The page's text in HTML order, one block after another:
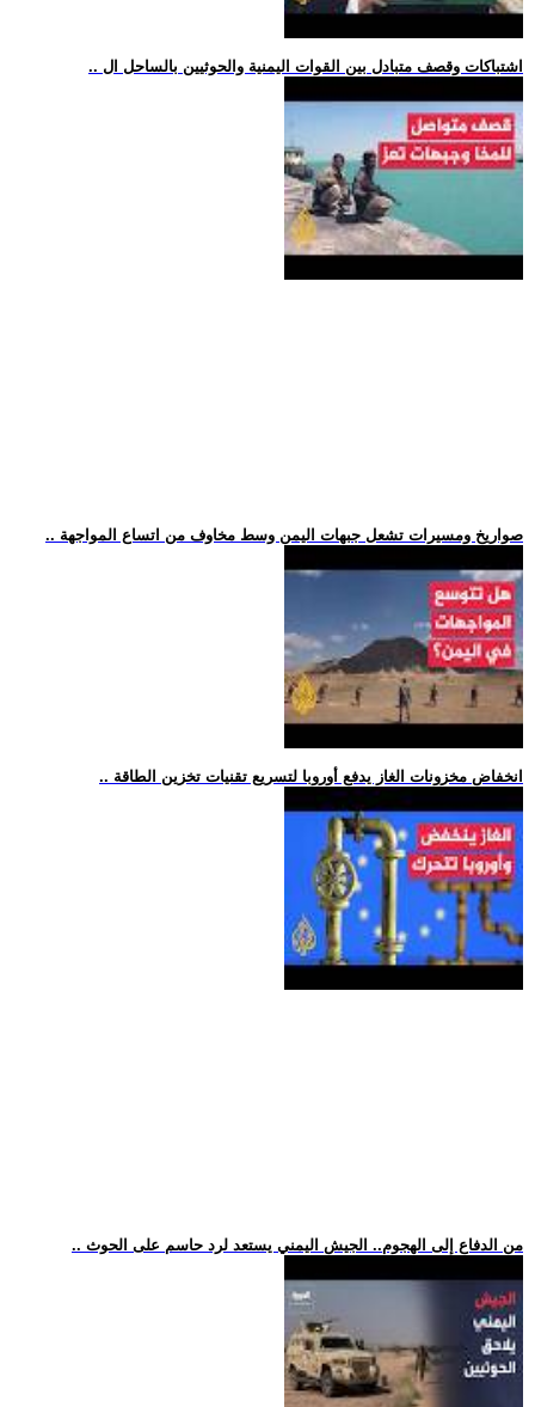
.. اشتباكات وقصف متبادل بين القوات اليمنية والحوثيين بالساحل ال
.. صواريخ ومسيرات تشعل جبهات اليمن وسط مخاوف من اتساع المواجهة
.. انخفاض مخزونات الغاز يدفع أوروبا لتسريع تقنيات تخزين الطاقة
.. من الدفاع إلى الهجوم.. الجيش اليمني يستعد لرد حاسم على الحوث